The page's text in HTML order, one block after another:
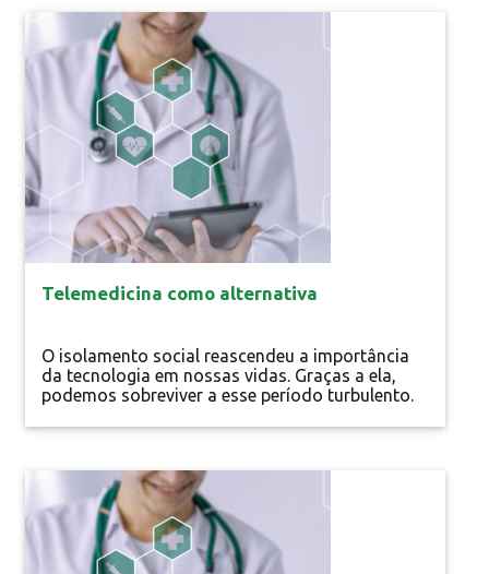
as lixeiras foram extintas das salas. A emissão
de documentos passou a ser feita somente via
sistema eletrônico. A...
Notícias
Especial
Telemedicina como alternativa
O isolamento social reascendeu a importância
da tecnologia em nossas vidas. Graças a ela,
podemos sobreviver a esse período turbulento.
suporte diagnóstico de forma remota,
emissão de laudos médicos à distância com
apoio das tecnologias. É reconhecida pela
Organização Mundial da...
Notícias